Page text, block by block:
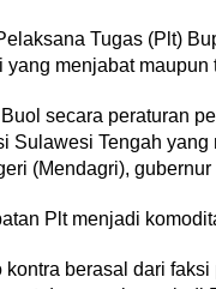
Tugas (Plt)
yang menjabat maupun
secara peraturan
Sulawesi Tengah
(Mendagri),
Plt menjadi
kontra berasal dari